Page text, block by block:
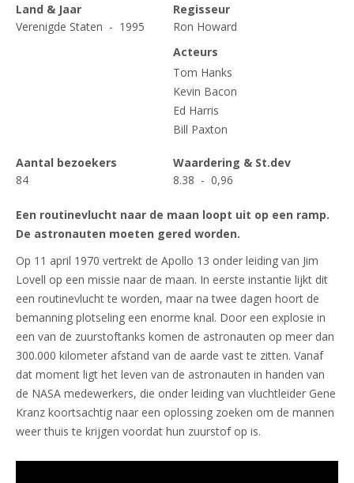
Land & Jaar
Verenigde Staten - 1995
Regisseur
Ron Howard
Acteurs
Tom Hanks
Kevin Bacon
Ed Harris
Bill Paxton
Aantal bezoekers
84
Waardering & St.dev
8.38 - 0,96
Een routinevlucht naar de maan loopt uit op een ramp.
De astronauten moeten gered worden.
Op 11 april 1970 vertrekt de Apollo 13 onder leiding van Jim
Lovell op een missie naar de maan. In eerste instantie lijkt dit
een routinevlucht te worden, maar na twee dagen hoort de
bemanning plotseling een enorme knal. Door een explosie in
een van de zuurstoftanks komen de astronauten op meer dan
300.000 kilometer afstand van de aarde vast te zitten. Vanaf
dat moment ligt het leven van de astronauten in handen van
de NASA medewerkers, die onder leiding van vluchtleider Gene
Kranz koortsachtig naar een oplossing zoeken om de mannen
weer thuis te krijgen voordat hun zuurstof op is.